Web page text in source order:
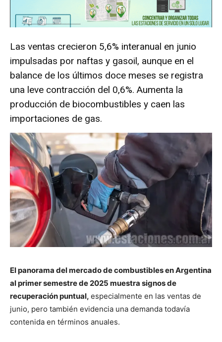
Las ventas crecieron 5,6% interanual en junio
impulsadas por naftas y gasoil, aunque en el
balance de los últimos doce meses se registra
una leve contracción del 0,6%. Aumenta la
producción de biocombustibles y caen las
importaciones de gas.
El panorama del mercado de combustibles en Argentina
al primer semestre de 2025 muestra signos de
recuperación puntual, especialmente en las ventas de
junio, pero también evidencia una demanda todavía
contenida en términos anuales.